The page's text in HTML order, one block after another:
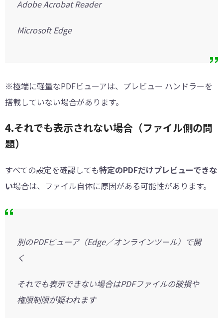
Adobe Acrobat Reader
Microsoft Edge
※極端に軽量なPDFビューアは、プレビュー ハンドラーを
搭載していない場合があります。
4.それでも表示されない場合（ファイル側の問
題）
すべての設定を確認しても特定のPDFだけプレビューできな
い場合は、ファイル自体に原因がある可能性があります。
別のPDFビューア（Edge／オンラインツール）で開
く
それでも表示できない場合はPDFファイルの破損や
権限制限が疑われます